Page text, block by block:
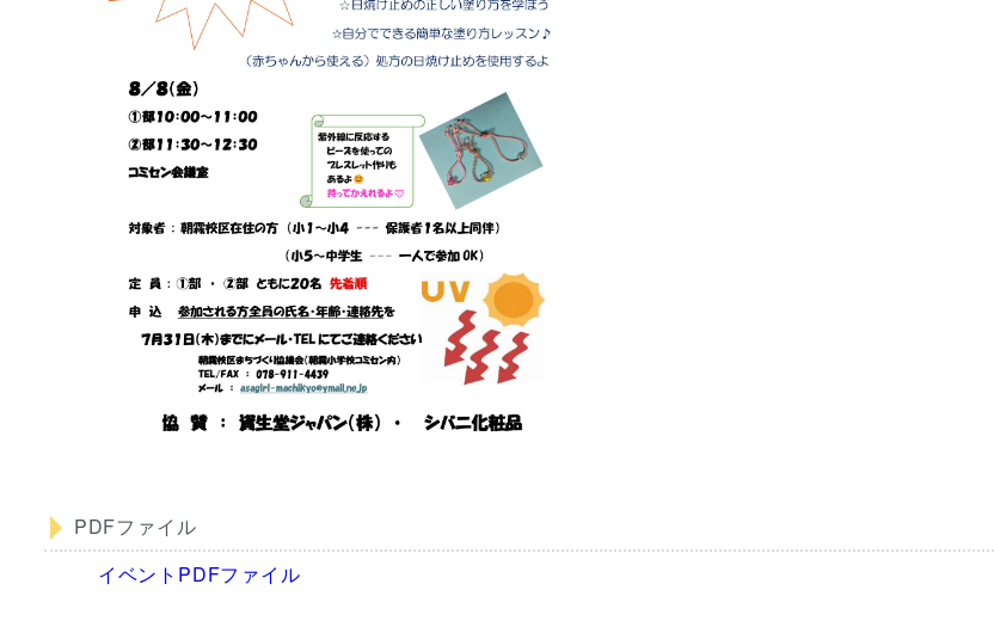
PDFファイル
イベントPDFファイル